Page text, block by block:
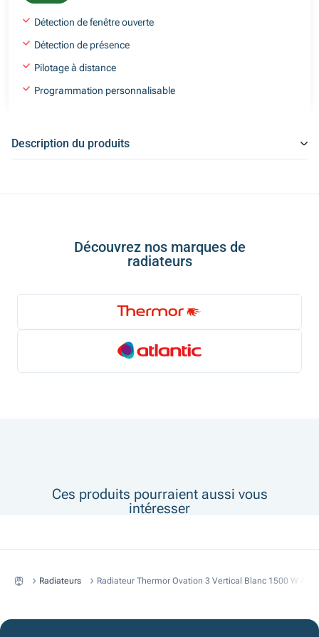
Détection de fenêtre ouverte
Détection de présence
Pilotage à distance
Programmation personnalisable
Description du produits
Découvrez nos marques de
radiateurs
Ces produits pourraient aussi vous
intéresser
Radiateurs Radiateur Thermor Ovation 3 Vertical Blanc 1500 W A